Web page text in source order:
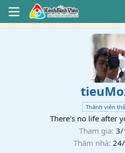
Thành viên
There's no life after
Tham gia 3/
Thăm nhà